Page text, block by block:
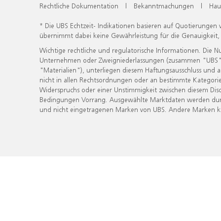
Rechtliche Dokumentation | Bekanntmachungen |
* Die UBS Echtzeit- Indikationen basieren auf
übernimmt dabei keine Gewährleistung für die
Wichtige rechtliche und regulatorische Informationen. Die
Unternehmen oder Zweigniederlassungen (zusammen
"Materialien"), unterliegen diesem Haftungsausschluss
nicht in allen Rechtsordnungen oder an bestimmte
Widerspruchs oder einer Unstimmigkeit zwischen diesem
Bedingungen Vorrang. Ausgewählte Marktdaten werden
und nicht eingetragenen Marken von UBS. Andere Marken